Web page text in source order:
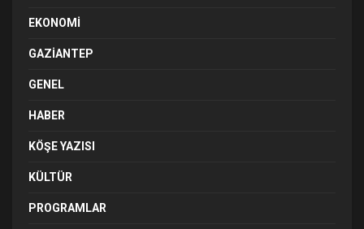
EKONOMI
GAZIANTEP
GENEL
HABER
KÖŞE YAZISI
KÜLTÜR
PROGRAMLAR